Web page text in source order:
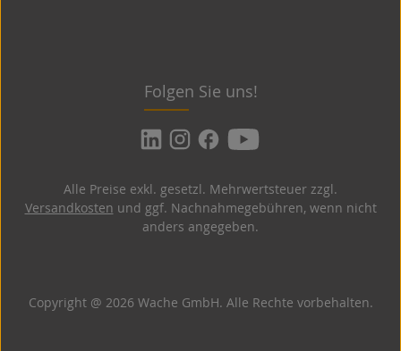
Folgen Sie uns!
Copyright @ 2026 Wache GmbH. Alle Rechte vorbehalten.
Alle Preise exkl. gesetzl. Mehrwertsteuer zzgl.
Versandkosten und ggf. Nachnahmegebühren, wenn nicht
anders angegeben.